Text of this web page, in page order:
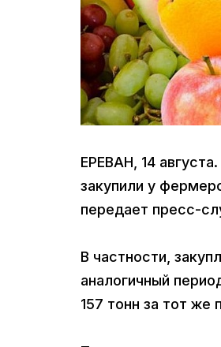
ЕРЕВАН, 14
закупили у
передает пресс-
В частности,
аналогичный
157 тонн за тот же